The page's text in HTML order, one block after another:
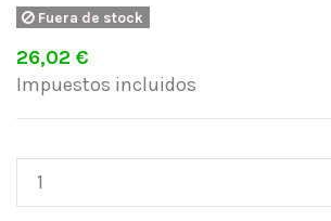
Fuera de stock
26,02 €
Impuestos incluidos